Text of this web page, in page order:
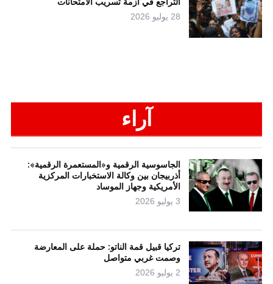
28 يوليو 2026
آراء
الجاسوسية الرقمية و«المستعمرة الرقمية»:
أذربيجان بين وكالة الاستخبارات المركزية
الأمريكية وجهاز الموساد
3 يوليو 2026
تركيا قبيل قمة الناتو: حملة على المعارضة
وصمت غربي متواصل
2 يوليو 2026